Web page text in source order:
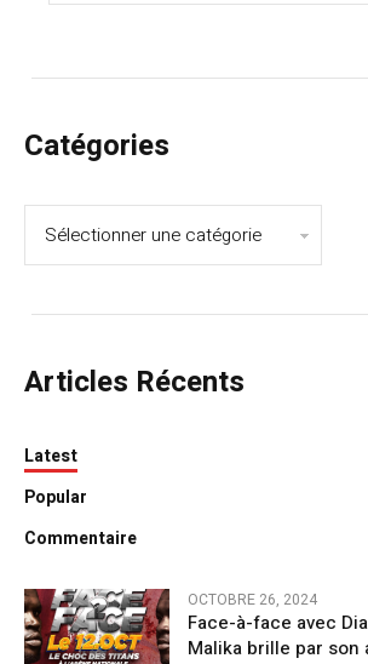
Catégories
Articles Récents
Latest
Popular
Commentaire
OCTOBRE 26, 2024
Face-à-face avec
Malika brille par son